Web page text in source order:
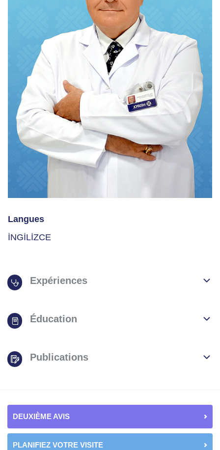
Langues
İNGİLİZCE
Expériences
Éducation
Publications
DEUXIÈME AVIS
PLANIFIEZ VOTRE VISITE